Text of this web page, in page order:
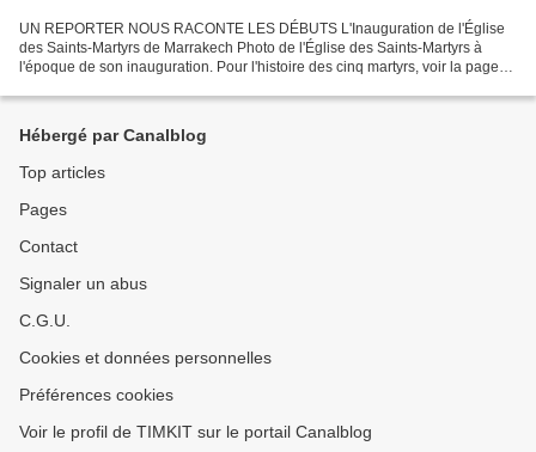
UN REPORTER NOUS RACONTE LES DÉBUTS L'Inauguration de l'Église
des Saints-Martyrs de Marrakech Photo de l'Église des Saints-Martyrs à
l'époque de son inauguration. Pour l'histoire des cinq martyrs, voir la page
Hébergé par Canalblog
Top articles
Pages
Contact
Signaler un abus
C.G.U.
Cookies et données personnelles
Préférences cookies
Voir le profil de TIMKIT sur le portail Canalblog